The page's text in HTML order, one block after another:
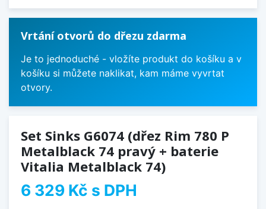
Vrtání otvorů do dřezu zdarma
Je to jednoduché - vložíte produkt do košíku a v
košíku si můžete naklikat, kam máme vyvrtat
otvory.
Set Sinks G6074 (dřez Rim 780 P
Metalblack 74 pravý + baterie
Vitalia Metalblack 74)
6 329 Kč s DPH